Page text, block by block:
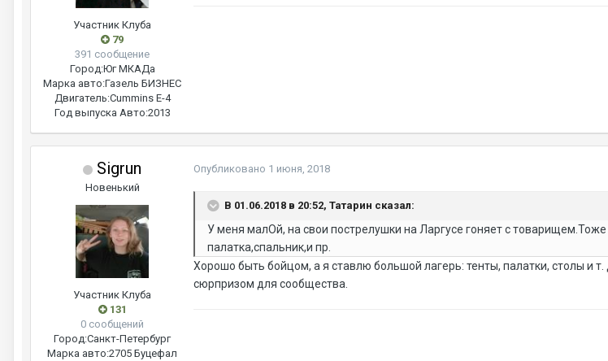
Участник Клуба
79
391 сообщение
Город:Юг МКАДа
Марка авто:Газель БИЗНЕС
Двигатель:Cummins Е-4
Год выпуска Авто:2013
Sigrun
Новенький
Участник Клуба
131
0 сообщений
Город:Санкт-Петербург
Марка авто:2705 Буцефал
Опубликовано 1 июня, 2018
В 01.06.2018 в 20:52, Татарин сказал:
У меня малОй, на свои пострелушки на Ларгусе гоняет с
палатка,спальник,и пр.
Хорошо быть бойцом, а я ставлю большой лагерь: тенты, палатки, столы и
сюрпризом для сообщества.